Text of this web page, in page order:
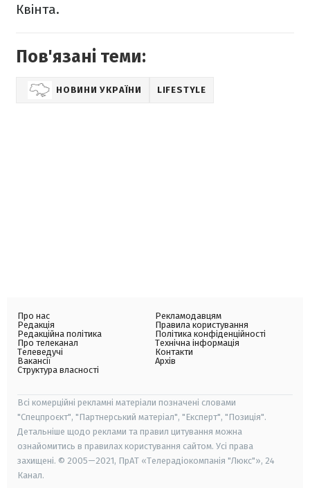
Квінта.
Пов'язані теми:
НОВИНИ УКРАЇНИ LIFESTYLE
Про нас
Редакція
Редакційна політика
Про телеканал
Телеведучі
Вакансії
Структура власності
Рекламодавцям
Правила користування
Політика конфіденційності
Технічна інформація
Контакти
Архів
Всі комерційні рекламні матеріали позначені словами
"Спецпроєкт", "Партнерський матеріал", "Експерт", "Позиція".
Детальніше щодо реклами та правил цитування можна
ознайомитись в правилах користування сайтом. Усі права
захищені. © 2005—2021, ПрАТ «Телерадіокомпанія "Люкс"», 24
Канал.